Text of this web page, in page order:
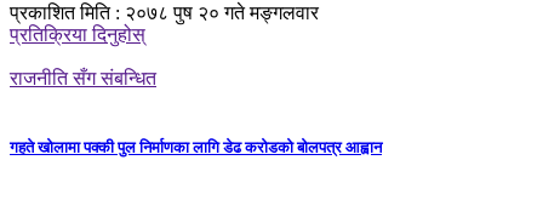
प्रकाशित मिति : २०७८ पुष २० गते मङ्गलवार
प्रतिक्रिया दिनुहोस्
राजनीति सँग संबन्धित
गहते खोलामा पक्की पुल निर्माणका लागि डेढ करोडको बोलपत्र आह्वान